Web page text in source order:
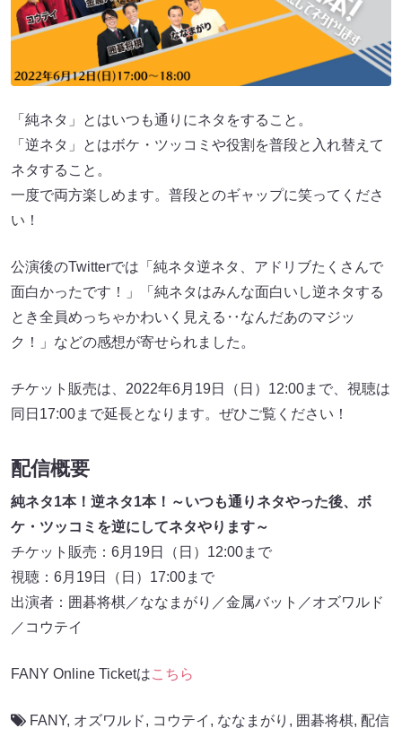
「純ネタ」とはいつも通りにネタをすること。
「逆ネタ」とはボケ・ツッコミや役割を普段と入れ替えて
ネタすること。
一度で両方楽しめます。普段とのギャップに笑ってくださ
い！
公演後のTwitterでは「純ネタ逆ネタ、アドリブたくさんで
面白かったです！」「純ネタはみんな面白いし逆ネタする
とき全員めっちゃかわいく見える‥なんだあのマジッ
ク！」などの感想が寄せられました。
チケット販売は、2022年6月19日（日）12:00まで、視聴は
同日17:00まで延長となります。ぜひご覧ください！
配信概要
純ネタ1本！逆ネタ1本！～いつも通りネタやった後、ボ
ケ・ツッコミを逆にしてネタやります～
チケット販売：6月19日（日）12:00まで
視聴：6月19日（日）17:00まで
出演者：囲碁将棋／ななまがり／金属バット／オズワルド
／コウテイ
FANY Online Ticketはこちら
FANY, オズワルド, コウテイ , ななまがり , 囲碁将棋, 配信